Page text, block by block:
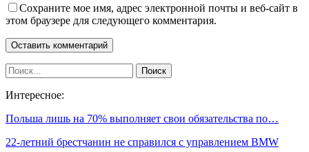
Сохраните мое имя, адрес электронной почты и веб-сайт в
этом браузере для следующего комментария.
Интересное:
Польша лишь на 70% выполняет свои обязательства по…
22-летний брестчанин не справился с управлением BMW